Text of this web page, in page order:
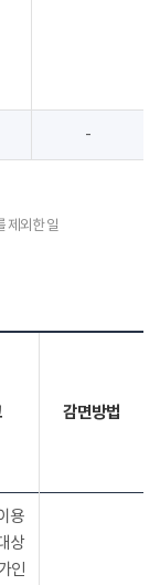
-
제외한 일
감면방법
용
상
인